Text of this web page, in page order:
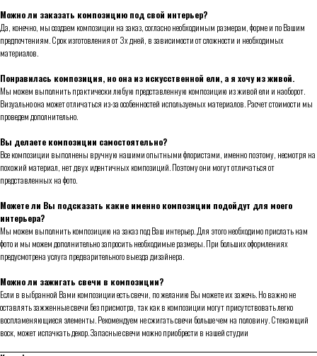
Можно ли заказать композицию под свой интерьер?
Да, конечно, мы создаем композиции на заказ, согласно необходимым размерам, форме и по Вашим
предпочтениям. Срок изготовления от 3х дней, в зависимости от сложности и необходимых
материалов.
Понравилась композиция, но она из искусственной ели, а я хочу из живой.
Мы можем выполнить практически любую представленную композицию из живой ели и наоборот.
Визуально она может отличаться из-за особенностей используемых материалов. Расчет стоимости мы
проведем дополнительно.
Вы делаете композиции самостоятельно?
Все композиции выполнены вручную нашими опытными флористами, именно поэтому, несмотря на
похожий материал, нет двух идентичных композиций. Поэтому они могут отличаться от
представленных на фото.
Можете ли Вы подсказать какие именно композиции подойдут для моего
интерьера?
Мы можем выполнить композицию на заказ под Ваш интерьер. Для этого необходимо прислать нам
фото и мы можем дополнительно запросить необходимые размеры. При больших оформлениях
предусмотрена услуга предварительного выезда дизайнера.
Можно ли зажигать свечи в композиции?
Если в выбранной Вами композиции есть свечи, по желанию Вы можете их зажечь. Но важно не
оставлять зажженные свечи без присмотра, так как в композиции могут присутствовать легко
воспламеняющиеся элементы. Рекомендуем не сжигать свечи больше чем на половину. Стекающий
воск, может испачкать декор. Запасные свечи можно приобрести в нашей студии